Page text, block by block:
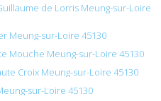
de Lorris Meung-sur-Loire
Meung-sur-Loire 45130
Mouche Meung-sur-Loire 45130
Croix Meung-sur-Loire 45130
sur-Loire 45130